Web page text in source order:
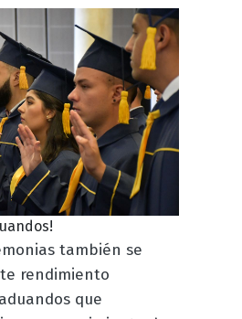
también se
rendimiento
que